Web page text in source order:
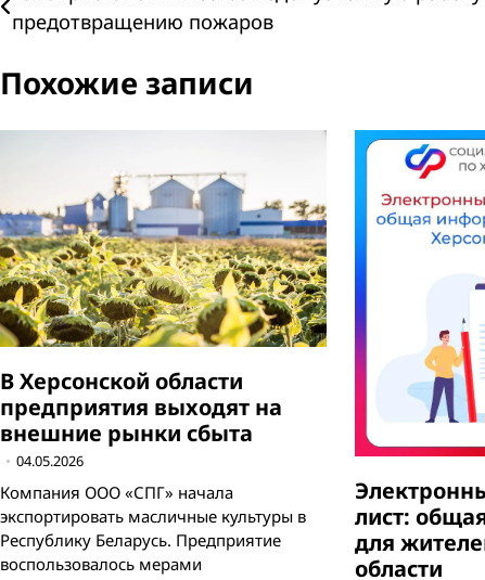
по
записям
предотвращению пожаров
Похожие записи
В Херсонской области
предприятия выходят на
внешние рынки сбыта
04.05.2026
Компания ООО «СПГ» начала
экспортировать масличные культуры в
Республику Беларусь. Предприятие
воспользовалось мерами
лист:
для
области